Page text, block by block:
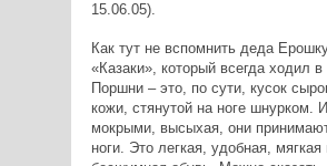
15.06.05).
Как тут не вспомнить деда
«Казаки», который всегда ходил
Поршни – это, по сути, кусок
кожи, стянутой на ноге шнурком.
мокрыми, высыхая, они
ноги. Это легкая, удобная, мягкая